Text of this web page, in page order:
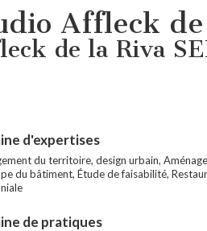
Affleck
de la Riva
d'expertises
du territoire, design urbain,
du bâtiment, Étude de faisabilité,
de pratiques